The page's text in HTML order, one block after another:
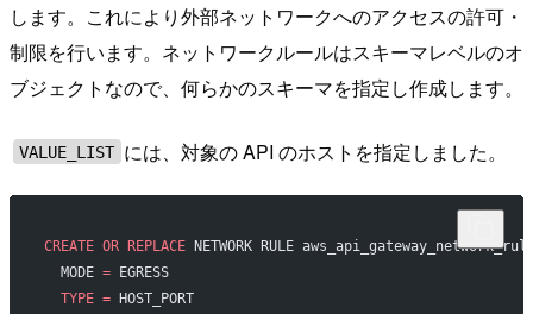
します。これにより外部ネットワークへのアクセスの許可・
制限を行います。ネットワークルールはスキーマレベルのオ
ブジェクトなので、何らかのスキーマを指定し作成します。
VALUE_LIST には、対象の API のホストを指定しました。
CREATE OR REPLACE NETWORK RULE
  MODE
= EGRESS
  TYPE
= HOST_PORT